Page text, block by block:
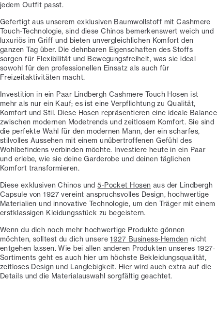
jedem Outfit passt.
Gefertigt aus unserem exklusiven Baumwollstoff mit Cashmere
Touch-Technologie, sind diese Chinos bemerkenswert weich und
luxuriös im Griff und bieten unvergleichlichen Komfort den
ganzen Tag über. Die dehnbaren Eigenschaften des Stoffs
sorgen für Flexibilität und Bewegungsfreiheit, was sie ideal
sowohl für den professionellen Einsatz als auch für
Freizeitaktivitäten macht.
Investition in ein Paar Lindbergh Cashmere Touch Hosen ist
mehr als nur ein Kauf; es ist eine Verpflichtung zu Qualität,
Komfort und Stil. Diese Hosen repräsentieren eine ideale Balance
zwischen modernen Modetrends und zeitlosem Komfort. Sie sind
die perfekte Wahl für den modernen Mann, der ein scharfes,
stilvolles Aussehen mit einem unübertroffenen Gefühl des
Wohlbefindens verbinden möchte. Investiere heute in ein Paar
und erlebe, wie sie deine Garderobe und deinen täglichen
Komfort transformieren.
Diese exklusiven Chinos und5-Pocket Hosen aus der Lindbergh
Capsule von 1927 vereint anspruchsvolles Design, hochwertige
Materialien und innovative Technologie, um den Träger mit einem
erstklassigen Kleidungsstück zu begeistern.
Wenn du dich noch mehr hochwertige Produkte gönnen
möchten, solltest du dich unsere1927 Business-Hemden nicht
entgehen lassen. Wie bei allen anderen Produkten unseres 1927-
Sortiments geht es auch hier um höchste Bekleidungsqualität,
zeitloses Design und Langlebigkeit. Hier wird auch extra auf die
Details und die Materialauswahl sorgfältig geachtet.